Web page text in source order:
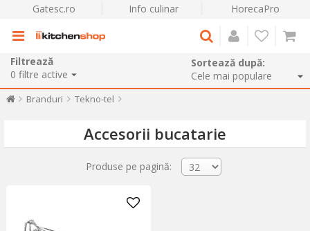
Gatesc.ro Info culinar HorecaPro
Filtrează
0 filtre active
Sortează după:
Branduri Tekno-tel
Accesorii bucatarie
Produse pe pagină: